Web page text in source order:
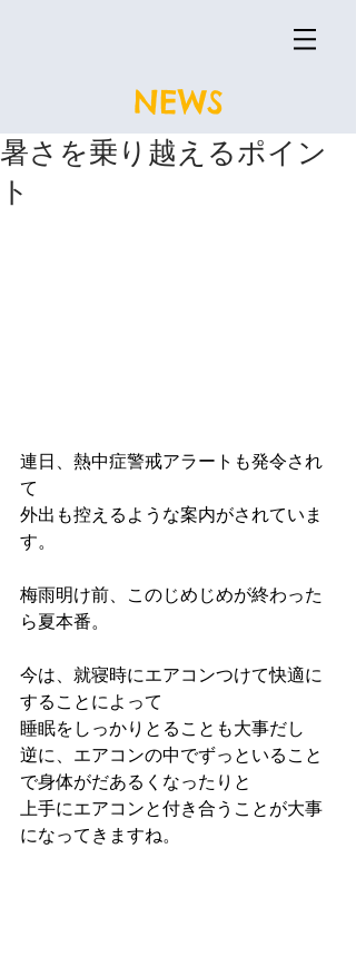
NEWS
暑さを乗り越えるポイン
ト
連日、熱中症警戒アラートも発令され
て
外出も控えるような案内がされていま
す。
梅雨明け前、このじめじめが終わった
ら夏本番。
今は、就寝時にエアコンつけて快適に
することによって
睡眠をしっかりとることも大事だし
逆に、エアコンの中でずっといること
で身体がだあるくなったりと
上手にエアコンと付き合うことが大事
になってきますね。